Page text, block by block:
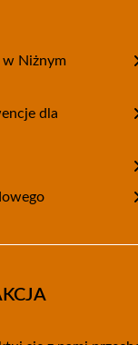
w Niżnym
dla